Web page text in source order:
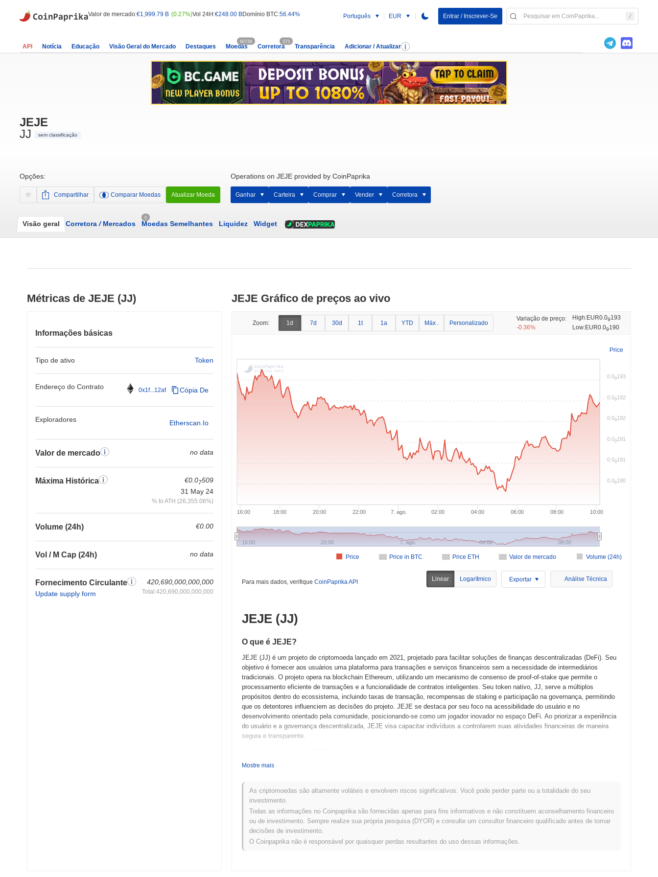
Valor de mercado:€1,999.79 B (0.27%)Vol 24H:€248.00 BDomínio BTC:56.44% Português EUR Entrar / Inscrever-Se
API Notícia Educação Visão Geral do Mercado Destaques Moedas
60739
Corretora
373
Transparência Adicionar / Atualizar
JEJE
JJ
sem classificação
Opções:
Compartilhar Comparar Moedas Atualizar Moeda
Operations on JEJE provided by CoinPaprika
Ganhar Carteira Comprar Vender Corretora
Visão geral Corretora /Mercados
0
Moedas Semelhantes Liquidez Widget
Métricas de JEJE (JJ)
Informações básicas
Tipo de ativo Token
Endereço do Contrato 0x1f...12af Cópia De
Exploradores Etherscan.io
Valor de mercado no data
Máxima Histórica €0.07509
31 May 24
% to ATH (26,355.06%)
Volume (24h) €0.00
Vol / M Cap (24h) no data
Fornecimento Circulante
Update supply form
420,690,000,000,000
Total:420,690,000,000,000
JEJE Gráfico de preços ao vivo
Zoom: 1d 7d 30d 1t 1a YTD Máx . Personalizado
Variação de preço:
-0.36%
High:EUR0.09193
Low:EUR0.09190
Price
Price in BTC Price ETH Valor de mercado Volume (24h)
Price
16:00 18:00 20:00 22:00 7. ago. 02:00 04:00 06:00 08:00 10:00
16:00 20:00 7. ago. 04:00 08:00
0.09190
0.09191
0.09191
0.09192
0.09192
0.09193
Para mais dados, verifique CoinPaprika API Linear Logarítmico Exportar Análise Técnica
JEJE (JJ)
O que é JEJE?
JEJE (JJ) é um projeto de criptomoeda lançado em 2021, projetado para facilitar soluções de finanças descentralizadas (DeFi). Seu
objetivo é fornecer aos usuários uma plataforma para transações e serviços financeiros sem a necessidade de intermediários
tradicionais. O projeto opera na blockchain Ethereum, utilizando um mecanismo de consenso de proof-of-stake que permite o
processamento eficiente de transações e a funcionalidade de contratos inteligentes. Seu token nativo, JJ, serve a múltiplos
propósitos dentro do ecossistema, incluindo taxas de transação, recompensas de staking e participação na governança, permitindo
que os detentores influenciem as decisões do projeto. JEJE se destaca por seu foco na acessibilidade do usuário e no
desenvolvimento orientado pela comunidade, posicionando-se como um jogador inovador no espaço DeFi. Ao priorizar a experiência
do usuário e a governança descentralizada, JEJE visa capacitar indivíduos a controlarem suas atividades financeiras de maneira
segura e transparente.
JEJE teve origem em março de 2021, quando a equipe fundadora lançou seu whitepaper, delineando a visão e a estrutura técnica do
suas funcionalidades. Após testes bem-sucedidos, a mainnet foi lançada em setembro de 2021, marcando a entrada oficial do token
no mercado. O desenvolvimento inicial focou na criação de um ecossistema robusto que facilita aplicativos descentralizados e o
engajamento do usuário. A distribuição inicial dos tokens JEJE ocorreu por meio de um modelo de lançamento justo em outubro de
2021, garantindo amplo acesso à comunidade sem as restrições dos métodos tradicionais de captação de recursos. Esses passos
fundamentais estabeleceram a trajetória de crescimento do JEJE e prepararam o terreno para seu desenvolvimento contínuo e
O que está por vir para o JEJE?
Mostre mais
As criptomoedas são altamente voláteis e envolvem riscos significativos. Você pode perder parte ou a totalidade do seu
investimento.
Todas as informações no Coinpaprika são fornecidas apenas para fins informativos e não constituem aconselhamento financeiro
ou de investimento. Sempre realize sua própria pesquisa (DYOR) e consulte um consultor financeiro qualificado antes de tomar
decisões de investimento.
O Coinpaprika não é responsável por quaisquer perdas resultantes do uso dessas informações.